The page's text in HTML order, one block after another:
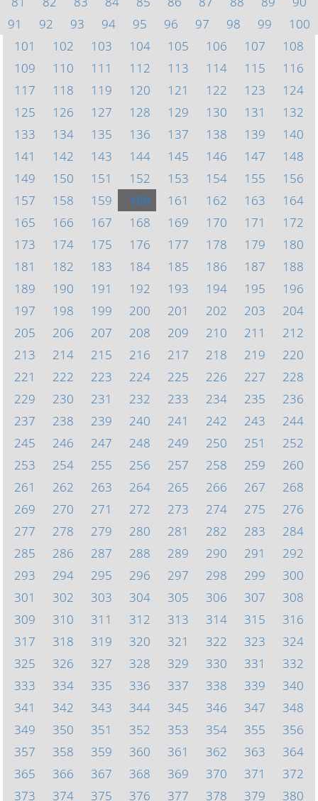
91
92 93 94 95 96 97 98 99
100
101
102 103 104 105 106 107
108
109
110 111 112 113 114 115
116
117
118 119 120 121 122 123
124
125
126 127 128 129 130 131
132
133
134 135 136 137 138 139
140
141
142 143 144 145 146 147
148
149
150 151 152 153 154 155
156
157
158 159 160 161 162 163
164
165
166 167 168 169 170 171
172
173
174 175 176 177 178 179
180
181
182 183 184 185 186 187
188
189
190 191 192 193 194 195
196
197
198 199 200 201 202 203
204
205
206 207 208 209 210 211
212
213
214 215 216 217 218 219
220
221
222 223 224 225 226 227
228
229
230 231 232 233 234 235
236
237
238 239 240 241 242 243
244
245
246 247 248 249 250 251
252
253
254 255 256 257 258 259
260
261
262 263 264 265 266 267
268
269
270 271 272 273 274 275
276
277
278 279 280 281 282 283
284
285
286 287 288 289 290 291
292
293
294 295 296 297 298 299
300
301
302 303 304 305 306 307
308
309
310 311 312 313 314 315
316
317
318 319 320 321 322 323
324
325
326 327 328 329 330 331
332
333
334 335 336 337 338 339
340
341
342 343 344 345 346 347
348
349
350 351 352 353 354 355
356
357
358 359 360 361 362 363
364
365
366 367 368 369 370 371
372
373
374 375 376 377 378 379 380